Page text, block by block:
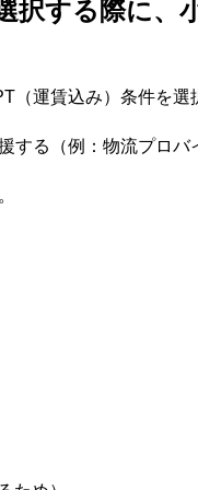
択する際に
（運賃込み）条件を選
する（例：物流プロバ